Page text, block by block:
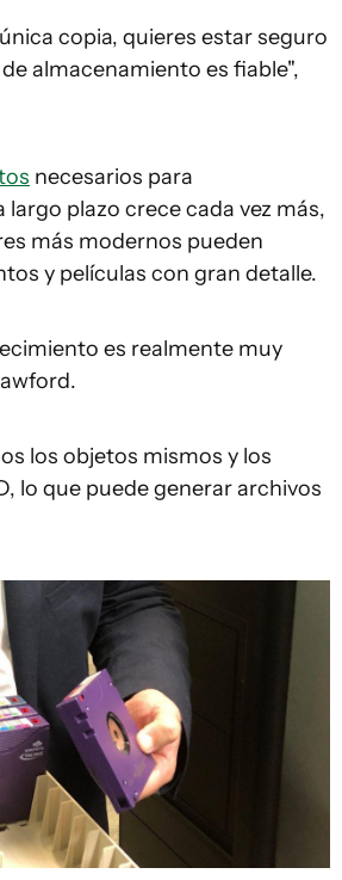
copia, quieres estar seguro
almacenamiento es fiable",
necesarios para
plazo crece cada vez más,
más modernos pueden
y películas con gran detalle.
es realmente muy
los objetos mismos y los
lo que puede generar archivos